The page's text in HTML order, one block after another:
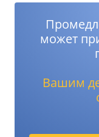
может
Вашим